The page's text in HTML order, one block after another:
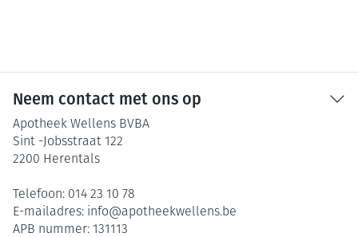
Neem contact met ons op
Apotheek Wellens BVBA
Sint -Jobsstraat 122
2200 Herentals
Telefoon: 014 23 10 78
E-mailadres: info@apotheekwellens.be
APB nummer: 131113